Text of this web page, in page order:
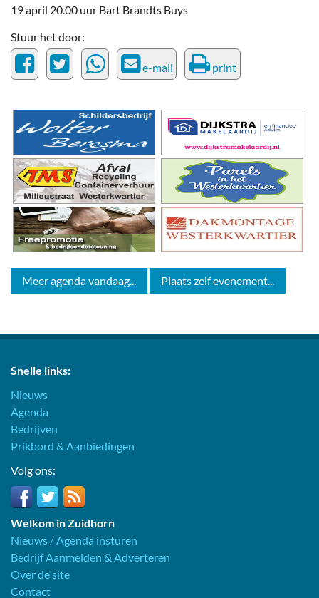
19 april 20.00 uur Bart Brandts Buys
Stuur het door:
e-mail print
Meer agenda vandaag... Plaats zelf evenement...
Snelle links:
Nieuws
Agenda
Bedrijven
Prikbord & Aanbiedingen
Volg ons:
Welkom in Zuidhorn
Nieuws / Agenda insturen
Bedrijf Aanmelden & Adverteren
Over de site
Contact